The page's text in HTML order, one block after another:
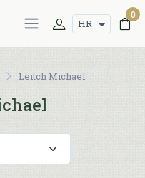
HR
0
Leitch Michael